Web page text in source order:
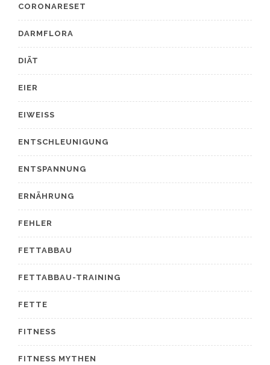
CORONARESET
DARMFLORA
DIÄT
EIER
EIWEISS
ENTSCHLEUNIGUNG
ENTSPANNUNG
ERNÄHRUNG
FEHLER
FETTABBAU
FETTABBAU-TRAINING
FETTE
FITNESS
FITNESS MYTHEN